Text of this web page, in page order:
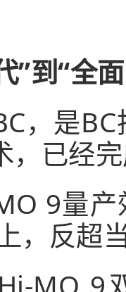
”到“全
，是
，已经
9量
，反超